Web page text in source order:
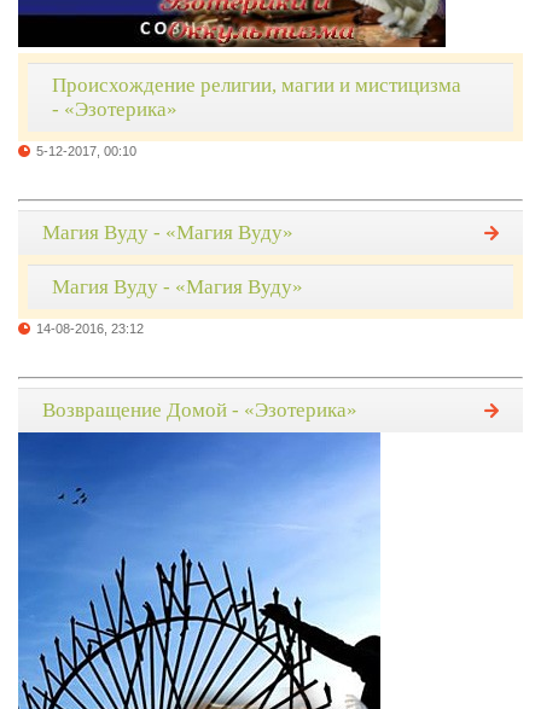
Происхождение религии, магии и мистицизма
- «Эзотерика»
5-12-2017, 00:10
Магия Вуду - «Магия Вуду»
Магия Вуду - «Магия Вуду»
14-08-2016, 23:12
Возвращение Домой - «Эзотерика»